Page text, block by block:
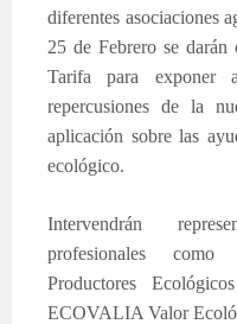
diferentes asociaciones
25 de Febrero se
Tarifa para exponer
repercusiones de la
aplicación sobre las
ecológico.
Intervendrán
profesionales
Productores
ECOVALIA Valor